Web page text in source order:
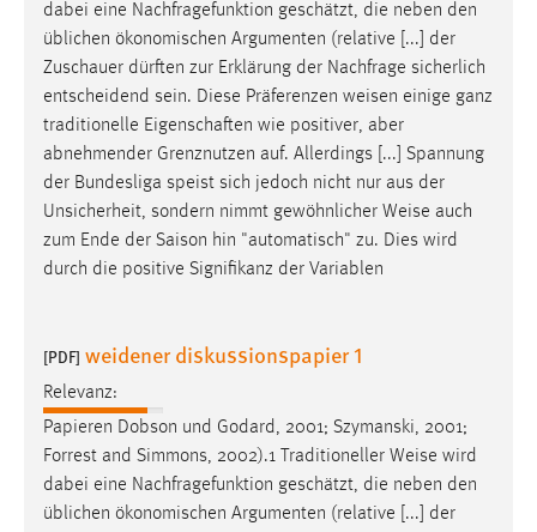
dabei eine Nachfragefunktion geschätzt, die neben den
üblichen ökonomischen Argumenten (relative [...] der
Zuschauer dürften zur Erklärung der Nachfrage sicherlich
entscheidend sein. Diese Präferenzen weisen einige ganz
traditionelle Eigenschaften wie positiver, aber
abnehmender Grenznutzen auf. Allerdings [...] Spannung
der Bundesliga speist sich jedoch nicht nur aus der
Unsicherheit, sondern nimmt gewöhnlicher Weise auch
zum Ende der Saison hin "automatisch" zu. Dies wird
durch die positive Signifikanz der Variablen
[PDF] weidener diskussionspapier 1
Relevanz:
Papieren Dobson und Godard, 2001; Szymanski, 2001;
Forrest and Simmons, 2002).1 Traditioneller Weise wird
dabei eine Nachfragefunktion geschätzt, die neben den
üblichen ökonomischen Argumenten (relative [...] der